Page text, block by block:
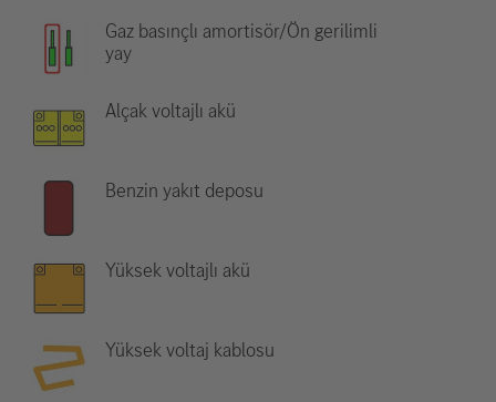
Gaz basınçlı amortisör/Ön gerilimli
yay
Alçak voltajlı akü
Benzin yakıt deposu
Yüksek voltajlı akü
Yüksek voltaj kablosu